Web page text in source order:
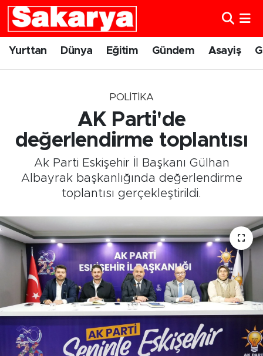
Yurttan Dünya Eğitim Gündem Asayiş
POLITIKA
AK Parti'de
değerlendirme toplantısı
Ak Parti Eskişehir İl Başkanı Gülhan
Albayrak başkanlığında değerlendirme
toplantısı gerçekleştirildi.
Yurttan
Gündem
Eskişehirspor
Sağlık
Kültür Sanat
Tarihçe
Resmi İlanlar
Söyleşi
Eskişehir Nöbetçi Eczaneler
Eskişehir Trafik Yoğunluk Haritası
Süper Lig Puan Durumu ve Fikstür
Tüm Manşetler
Son Dakika Haberleri
Haber Arşivi